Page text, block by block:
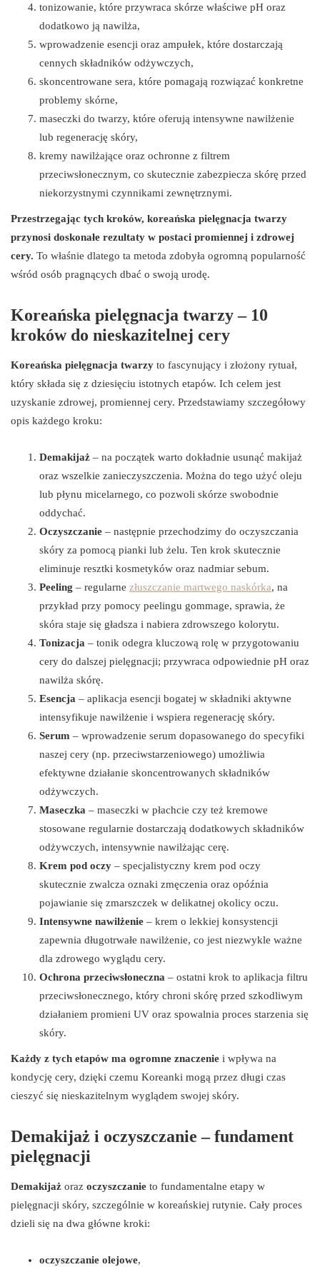
tonizowanie, które przywraca skórze właściwe pH oraz
dodatkowo ją nawilża,
wprowadzenie esencji oraz ampułek, które dostarczają
cennych składników odżywczych,
skoncentrowane sera, które pomagają rozwiązać konkretne
problemy skórne,
maseczki do twarzy, które oferują intensywne nawilżenie
lub regenerację skóry,
kremy nawilżające oraz ochronne z filtrem
przeciwsłonecznym, co skutecznie zabezpiecza skórę przed
niekorzystnymi czynnikami zewnętrznymi.
Przestrzegając tych kroków, koreańska pielęgnacja twarzy
przynosi doskonałe rezultaty w postaci promiennej i zdrowej
cery. To właśnie dlatego ta metoda zdobyła ogromną popularność
wśród osób pragnących dbać o swoją urodę.
Koreańska pielęgnacja twarzy – 10
kroków do nieskazitelnej cery
Koreańska pielęgnacja twarzy to fascynujący i złożony rytuał,
który składa się z dziesięciu istotnych etapów. Ich celem jest
uzyskanie zdrowej, promiennej cery. Przedstawiamy szczegółowy
opis każdego kroku:
Demakijaż – na początek warto dokładnie usunąć makijaż
oraz wszelkie zanieczyszczenia. Można do tego użyć oleju
lub płynu micelarnego, co pozwoli skórze swobodnie
oddychać.
Oczyszczanie – następnie przechodzimy do oczyszczania
skóry za pomocą pianki lub żelu. Ten krok skutecznie
eliminuje resztki kosmetyków oraz nadmiar sebum.
Peeling – regularne złuszczanie martwego naskórka, na
przykład przy pomocy peelingu gommage, sprawia, że
skóra staje się gładsza i nabiera zdrowszego kolorytu.
Tonizacja – tonik odegra kluczową rolę w przygotowaniu
cery do dalszej pielęgnacji; przywraca odpowiednie pH oraz
nawilża skórę.
Esencja – aplikacja esencji bogatej w składniki aktywne
intensyfikuje nawilżenie i wspiera regenerację skóry.
Serum – wprowadzenie serum dopasowanego do specyfiki
naszej cery (np. przeciwstarzeniowego) umożliwia
efektywne działanie skoncentrowanych składników
odżywczych.
Maseczka – maseczki w płachcie czy też kremowe
stosowane regularnie dostarczają dodatkowych składników
odżywczych, intensywnie nawilżając cerę.
Krem pod oczy – specjalistyczny krem pod oczy
skutecznie zwalcza oznaki zmęczenia oraz opóźnia
pojawianie się zmarszczek w delikatnej okolicy oczu.
Intensywne nawilżenie – krem o lekkiej konsystencji
zapewnia długotrwałe nawilżenie, co jest niezwykle ważne
dla zdrowego wyglądu cery.
Ochrona przeciwsłoneczna – ostatni krok to aplikacja filtru
przeciwsłonecznego, który chroni skórę przed szkodliwym
działaniem promieni UV oraz spowalnia proces starzenia się
skóry.
Każdy z tych etapów ma ogromne znaczenie i wpływa na
kondycję cery, dzięki czemu Koreanki mogą przez długi czas
cieszyć się nieskazitelnym wyglądem swojej skóry.
Demakijaż i oczyszczanie – fundament
pielęgnacji
Demakijaż oraz oczyszczanie to fundamentalne etapy w
pielęgnacji skóry, szczególnie w koreańskiej rutynie. Cały proces
dzieli się na dwa główne kroki:
oczyszczanie olejowe,